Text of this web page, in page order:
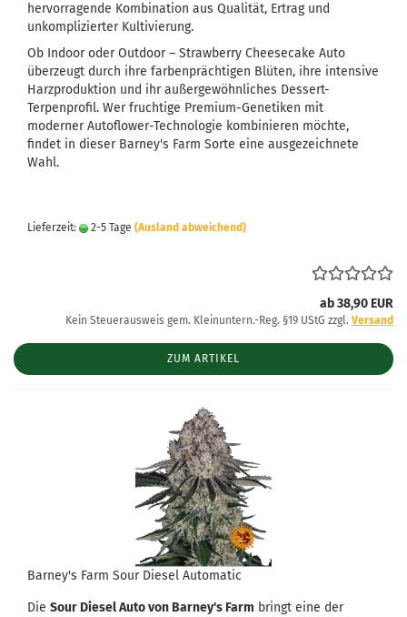
hervorragende Kombination aus Qualität, Ertrag und
unkomplizierter Kultivierung.
Ob Indoor oder Outdoor – Strawberry Cheesecake Auto
überzeugt durch ihre farbenprächtigen Blüten, ihre intensive
Harzproduktion und ihr außergewöhnliches Dessert-
Terpenprofil. Wer fruchtige Premium-Genetiken mit
moderner Autoflower-Technologie kombinieren möchte,
findet in dieser Barney's Farm Sorte eine ausgezeichnete
Wahl.
Lieferzeit: 2-5 Tage (Ausland abweichend)
ab 38,90 EUR
Kein Steuerausweis gem. Kleinuntern.-Reg. §19 UStG zzgl. Versand
ZUM ARTIKEL
Barney's Farm Sour Diesel Automatic
Die Sour Diesel Auto von Barney's Farm bringt eine der